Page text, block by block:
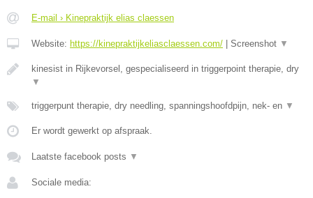
E-mail › Kinepraktijk elias claessen
Website: https://kinepraktijkeliasclaessen.com/ | Screenshot ▼
kinesist in Rijkevorsel, gespecialiseerd in triggerpoint therapie, dry
▼
triggerpunt therapie, dry needling, spanningshoofdpijn, nek- en ▼
Er wordt gewerkt op afspraak.
Laatste facebook posts ▼
Sociale media: